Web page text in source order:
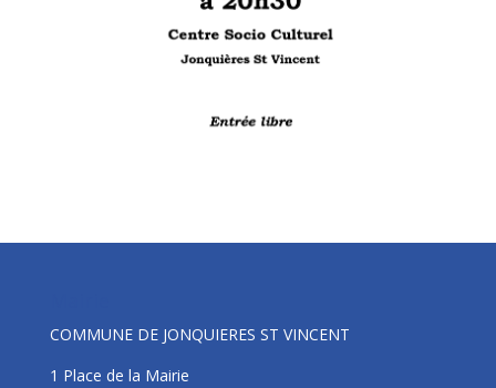
COMMUNE DE JONQUIERES ST VINCENT
1 Place de la Mairie